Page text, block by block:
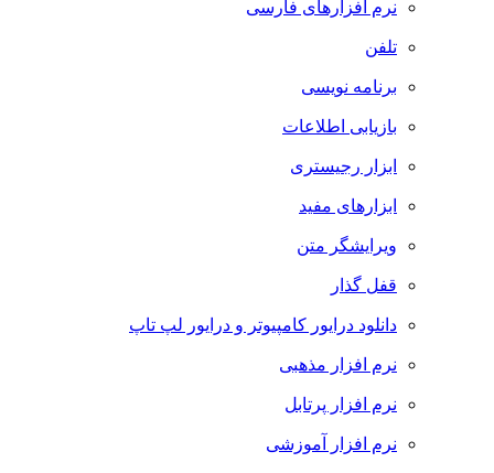
نرم افزارهای فارسی
تلفن
برنامه نویسی
بازیابی اطلاعات
ابزار رجیستری
ابزارهای مفید
ویرایشگر متن
قفل گذار
دانلود درایور کامپیوتر و درایور لپ تاپ
نرم افزار مذهبی
نرم افزار پرتابل
نرم افزار آموزشی